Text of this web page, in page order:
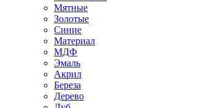
Мятные
Золотые
Синие
Материал
МДФ
Эмаль
Акрил
Береза
Дерево